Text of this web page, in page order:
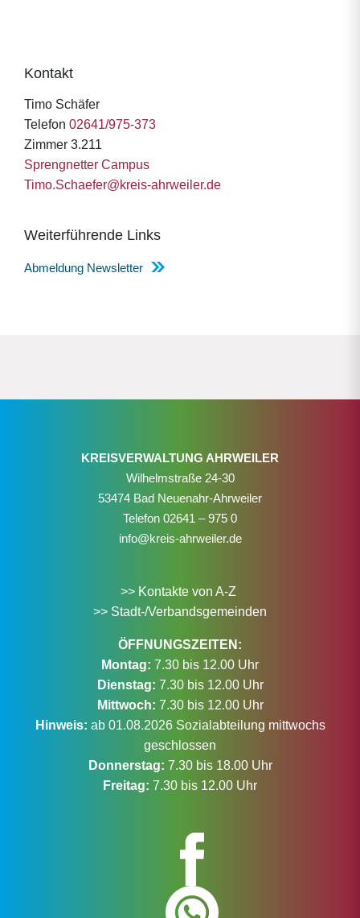
Kontakt
Timo Schäfer
Telefon 02641/975-373
Zimmer 3.211
Sprengnetter Campus
Timo.Schaefer@kreis-ahrweiler.de
Weiterführende Links
Abmeldung Newsletter
KREISVERWALTUNG AHRWEILER
Wilhelmstraße 24-30
53474 Bad Neuenahr-Ahrweiler
Telefon 02641 – 975 0
info@kreis-ahrweiler.de
>> Kontakte von A-Z
>> Stadt-/Verbandsgemeinden
ÖFFNUNGSZEITEN:
Montag: 7.30 bis 12.00 Uhr
Dienstag: 7.30 bis 12.00 Uhr
Mittwoch: 7.30 bis 12.00 Uhr
Hinweis: ab 01.08.2026 Sozialabteilung mittwochs
geschlossen
Donnerstag: 7.30 bis 18.00 Uhr
Freitag: 7.30 bis 12.00 Uhr